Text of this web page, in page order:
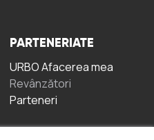
PARTENERIATE
URBO Afacerea mea
Revânzători
Parteneri